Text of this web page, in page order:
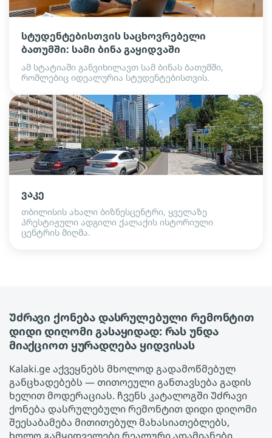
სტუდენტებისთვის საცხოვრებელი
ბათუმში: სამი ბინა გაყიდვაში
ამ სტატიაში განვიხილავთ სამ ბინას ბათუმში,
რომლებიც იდეალურია სტუდენტებისთვის.
ვაკე
თბილისის ახალი ბიზნესცენტრი, ყველაზე
პრესტიჟული ადგილი ქალაქის ისტორიული
ცენტრის მიღმა.
Უძრავი ქონება დასრულებული რემონტით
დიდი დიღომი გასაყიდად: რას უნდა
მიაქციოთ ყურადღება ყიდვისას
Kalaki.ge აქვეყნებს მხოლოდ გადამოწმებულ
განცხადებებს — თითოეული განთავსება გადის
ხელით მოდერაციას. ჩვენს კატალოგში Უძრავი
ქონება დასრულებული რემონტით დიდი დიღომი
შეესაბამება მითითებულ მახასიათებლებს,